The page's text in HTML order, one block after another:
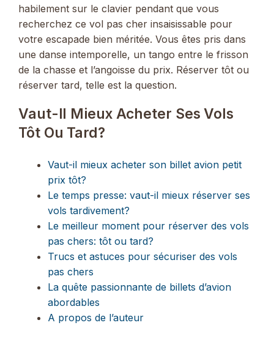
habilement sur le clavier pendant que vous
recherchez ce vol pas cher insaisissable pour
votre escapade bien méritée. Vous êtes pris dans
une danse intemporelle, un tango entre le frisson
de la chasse et l’angoisse du prix. Réserver tôt ou
réserver tard, telle est la question.
Vaut-Il Mieux Acheter Ses Vols
Tôt Ou Tard?
Vaut-il mieux acheter son billet avion petit
prix tôt?
Le temps presse: vaut-il mieux réserver ses
vols tardivement?
Le meilleur moment pour réserver des vols
pas chers: tôt ou tard?
Trucs et astuces pour sécuriser des vols
pas chers
La quête passionnante de billets d’avion
abordables
A propos de l’auteur